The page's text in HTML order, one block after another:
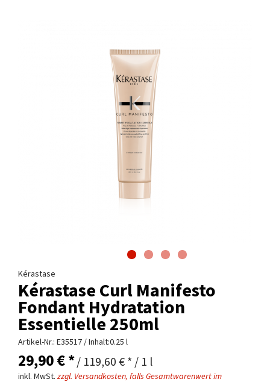
Kérastase
Kérastase Curl Manifesto
Fondant Hydratation
Essentielle 250ml
Artikel-Nr.: E35517 / Inhalt:0.25 l
29,90 € */ 119,60 € * / 1 l
inkl. MwSt. zzgl. Versandkosten, falls Gesamtwarenwert im